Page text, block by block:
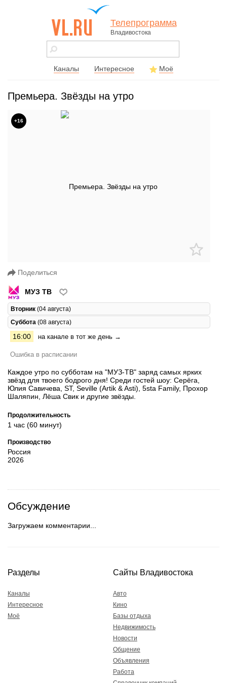
vl.ru - сайт
города
Телепрограмма
Владивостока
Каналы Интересное Моё
Премьера. Звёзды на утро
+16
Поделиться
МУЗ ТВ
Вторник (04 августа)
Суббота (08 августа)
16:00 на канале в тот же день →
Ошибка в расписании
Каждое утро по субботам на "МУЗ-ТВ" заряд самых ярких
звёзд для твоего бодрого дня! Среди гостей шоу: Серёга,
Юлия Савичева, ST, Seville (Artik & Asti), 5sta Family, Прохор
Шаляпин, Лёша Свик и другие звёзды.
Продолжительность
1 час (60 минут)
Производство
Россия
2026
Обсуждение
Загружаем комментарии...
Разделы
Каналы
Интересное
Моё
Сайты Владивостока
Авто
Кино
Базы отдыха
Недвижимость
Новости
Общение
Объявления
Работа